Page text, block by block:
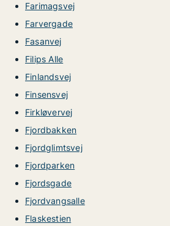
Farimagsvej
Farvergade
Fasanvej
Filips Alle
Finlandsvej
Finsensvej
Firkløvervej
Fjordbakken
Fjordglimtsvej
Fjordparken
Fjordsgade
Fjordvangsalle
Flaskestien